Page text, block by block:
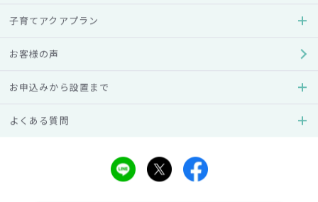
スタイリッシュなデザインと豊富なカラーバリエーション、
国内企業との共同開発によるICチップを搭載し、電子制御化
実現。先進のプッシュ式給水、また抗菌素材と紫外線ランプ
多の8色のフロントカラーパネルを用意しました。アクアクラ
子育てアクアプラン
お客様の声
お申込みから設置まで
よくある質問